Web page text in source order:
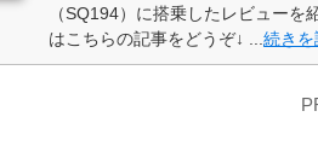
（SQ194）に搭乗したレビュー
はこちらの記事をどうぞ↓ ...続きを